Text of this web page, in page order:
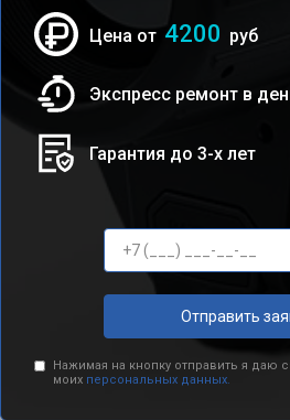
Цена от 4200 руб
Экспресс ремонт в
Гарантия до 3-х лет
Отправить
Нажимая на кнопку отправить я даю
моих персональных данных.